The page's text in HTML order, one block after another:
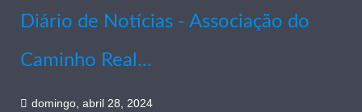
Diário de Notícias - Associação do
Caminho Real...
domingo, abril 28, 2024